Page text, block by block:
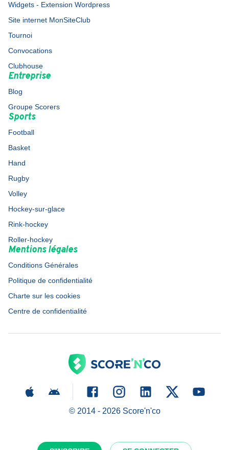
Widgets - Extension Wordpress
Site internet MonSiteClub
Tournoi
Convocations
Clubhouse
Entreprise
Blog
Groupe Scorers
Sports
Football
Basket
Hand
Rugby
Volley
Hockey-sur-glace
Rink-hockey
Roller-hockey
Mentions légales
Conditions Générales
Politique de confidentialité
Charte sur les cookies
Centre de confidentialité
© 2014 - 2026Score'n'co